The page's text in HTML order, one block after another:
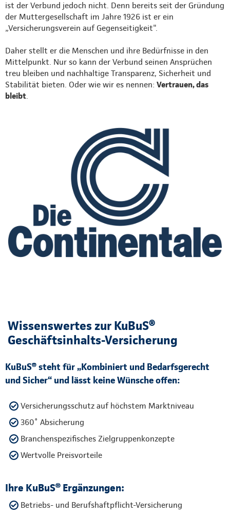
ist der Verbund jedoch nicht. Denn bereits seit der Gründung
der Muttergesellschaft im Jahre 1926 ist er ein
„Versicherungsverein auf Gegenseitigkeit".
Daher stellt er die Menschen und ihre Bedürfnisse in den
Mittelpunkt. Nur so kann der Verbund seinen Ansprüchen
treu bleiben und nachhaltige Transparenz, Sicherheit und
Stabilität bieten. Oder wie wir es nennen: Vertrauen, das
bleibt.
Wissenswertes zur KuBuS®
Geschäftsinhalts-Versicherung
KuBuS® steht für „Kombiniert und Bedarfsgerecht
und Sicher“ und lässt keine Wünsche offen:
Versicherungsschutz auf höchstem Marktniveau
360˚ Absicherung
Branchenspezifisches Zielgruppenkonzepte
Wertvolle Preisvorteile
Ihre KuBuS® Ergänzungen:
Betriebs- und Berufshaftpflicht-Versicherung